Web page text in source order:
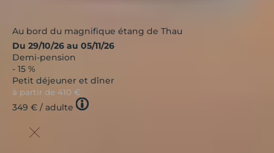
Au bord du magnifique étang de Thau
Du 29/10/26 au 05/11/26
Demi-pension
- 15 %
Petit déjeuner et dîner
à partir de 410 €
349 € / adulte Tooltip
icon